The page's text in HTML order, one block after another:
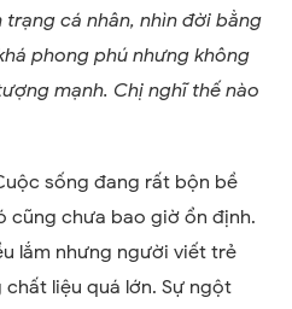
cá nhân, nhìn đời bằng
phong phú nhưng không
mạnh. Chị nghĩ thế nào
sống đang rất bộn bề
cũng chưa bao giờ ổn định.
lắm nhưng người viết trẻ
liệu quá lớn. Sự ngột